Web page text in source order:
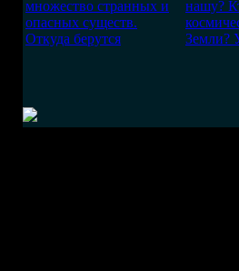
множество странных и
опасных существ.
Откуда берутся
нашу?
Земли?